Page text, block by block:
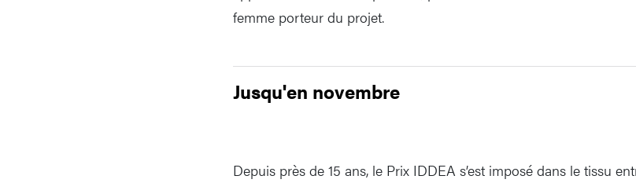
femme porteur du projet.
Jusqu'en novembre
Depuis près de 15 ans, le Prix IDDEA s’est imposé dans le tissu